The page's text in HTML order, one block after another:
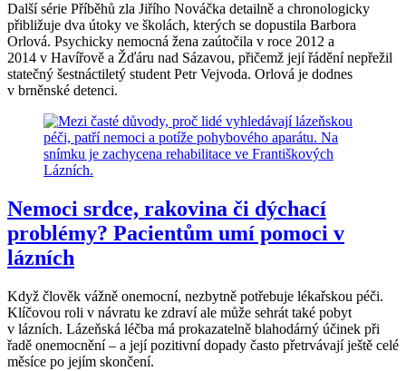
Další série Příběhů zla Jiřího Nováčka detailně a chronologicky
přibližuje dva útoky ve školách, kterých se dopustila Barbora
Orlová. Psychicky nemocná žena zaútočila v roce 2012 a
2014 v Havířově a Žďáru nad Sázavou, přičemž její řádění nepřežil
statečný šestnáctiletý student Petr Vejvoda. Orlová je dodnes
v brněnské detenci.
Nemoci srdce, rakovina či dýchací
problémy? Pacientům umí pomoci v
lázních
Když člověk vážně onemocní, nezbytně potřebuje lékařskou péči.
Klíčovou roli v návratu ke zdraví ale může sehrát také pobyt
v lázních. Lázeňská léčba má prokazatelně blahodárný účinek při
řadě onemocnění – a její pozitivní dopady často přetrvávají ještě celé
měsíce po jejím skončení.